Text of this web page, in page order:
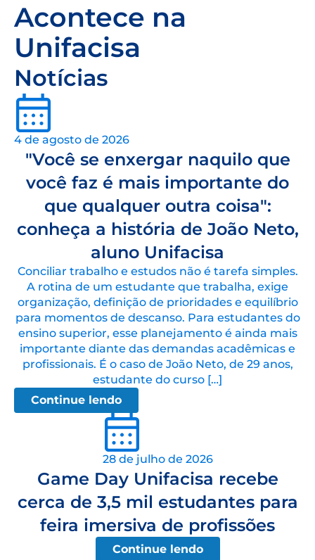
Acontece na
Unifacisa
Notícias
4 de agosto de 2026
"Você se enxergar naquilo que
você faz é mais importante do
que qualquer outra coisa":
conheça a história de João Neto,
aluno Unifacisa
Conciliar trabalho e estudos não é tarefa simples.
A rotina de um estudante que trabalha, exige
organização, definição de prioridades e equilíbrio
para momentos de descanso. Para estudantes do
ensino superior, esse planejamento é ainda mais
importante diante das demandas acadêmicas e
profissionais. É o caso de João Neto, de 29 anos,
estudante do curso […]
Continue lendo
28 de julho de 2026
Game Day Unifacisa recebe
cerca de 3,5 mil estudantes para
feira imersiva de profissões
Continue lendo